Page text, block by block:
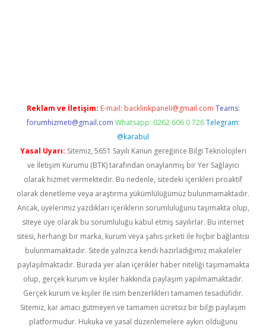
Reklam ve İletişim: E-mail: backlinkpaneli@gmail.com Teams:
forumhizmeti@gmail.com Whatsapp: 0262 606 0 726 Telegram:
@karabul
Yasal Uyarı: Sitemiz, 5651 Sayılı Kanun gereğince Bilgi Teknolojileri
ve İletişim Kurumu (BTK) tarafından onaylanmış bir Yer Sağlayıcı
olarak hizmet vermektedir. Bu nedenle, sitedeki içerikleri proaktif
olarak denetleme veya araştırma yükümlülüğümüz bulunmamaktadır.
Ancak, üyelerimiz yazdıkları içeriklerin sorumluluğunu taşımakta olup,
siteye üye olarak bu sorumluluğu kabul etmiş sayılırlar. Bu internet
sitesi, herhangi bir marka, kurum veya şahıs şirketi ile hiçbir bağlantısı
bulunmamaktadır. Sitede yalnızca kendi hazırladığımız makaleler
paylaşılmaktadır. Burada yer alan içerikler haber niteliği taşımamakta
olup, gerçek kurum ve kişiler hakkında paylaşım yapılmamaktadır.
Gerçek kurum ve kişiler ile isim benzerlikleri tamamen tesadüfidir.
Sitemiz, kar amacı gütmeyen ve tamamen ücretsiz bir bilgi paylaşım
platformudur. Hukuka ve yasal düzenlemelere aykırı olduğunu